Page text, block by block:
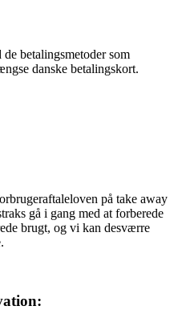
betalingsmetoder som
danske betalingskort.
på take away
gå i gang med at forberede
brugt, og vi kan desværre